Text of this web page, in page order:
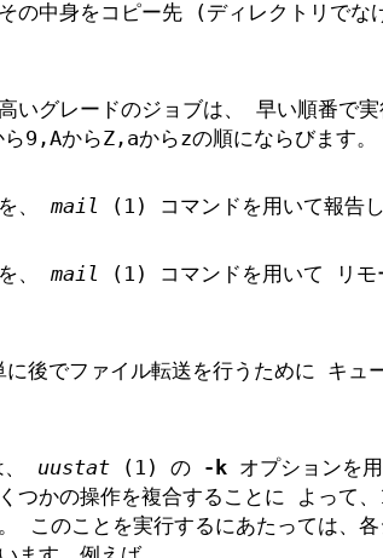
の中身をコピー先 (ディレクトリでな
いグレードのジョブは、 早い順番で実
9,AからZ,aからzの順にならびます。
、 mail (1) コマンドを用いて報告し
、 mail (1) コマンドを用いて リモ
後でファイル転送を行うために キュ
、 uustat(1) の -kオプションを
つかの操作を複合することに よって
このことを実行するにあたっては、